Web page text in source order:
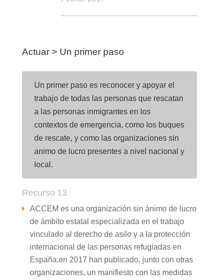
Actuar > Un primer paso
Un primer paso es reconocer y apoyar el
trabajo de todas las personas que rescatan
a las personas inmigrantes en los
contextos de emergencia, como los buques
de rescate, y como las organizaciones sin
animo de lucro presentes a nivel nacional y
local.
Recurso 13
ACCEM es una organización sin ánimo de lucro
de ámbito estatal especializada en el trabajo
vinculado al derecho de asilo y a la protección
internacional de las personas refugiadas en
España.en 2017 han publicado, junto con otras
organizaciones, un manifiesto con las medidas